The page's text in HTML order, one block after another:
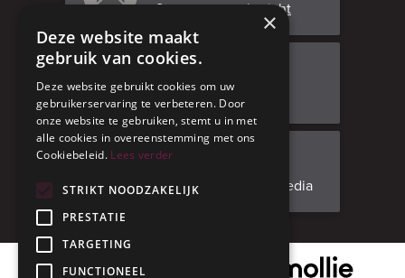
Stuur ons een bericht
Adresgegevens
Facebook
Volg ons op social media
Onze veilige betaalpartner
×
Deze website maakt
gebruik van cookies.
Deze website gebruikt cookies om uw
gebruikerservaring te verbeteren. Door
onze website te gebruiken, stemt u in met
alle cookies in overeenstemming met ons
Cookiebeleid. Lees verder
STRIKT NOODZAKELIJK
PRESTATIE
TARGETING
FUNCTIONEEL